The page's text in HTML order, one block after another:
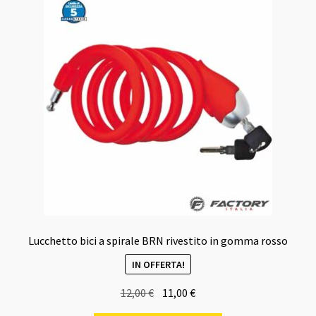
Lucchetto bici a spirale BRN rivestito in gomma rosso
IN OFFERTA!
12,00€
prezzo
11,00€Il
prezzo